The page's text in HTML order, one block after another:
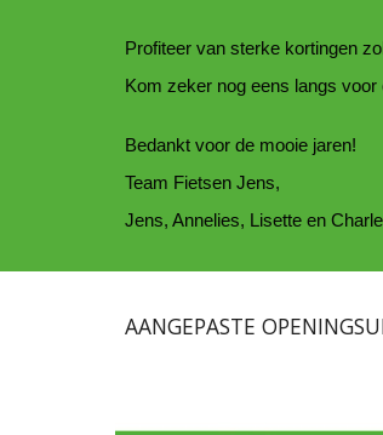
Profiteer van sterke kortingen
Kom zeker nog eens langs voor
Bedankt voor de mooie jaren!
Team Fietsen Jens,
Jens, Annelies, Lisette en
AANGEPASTE